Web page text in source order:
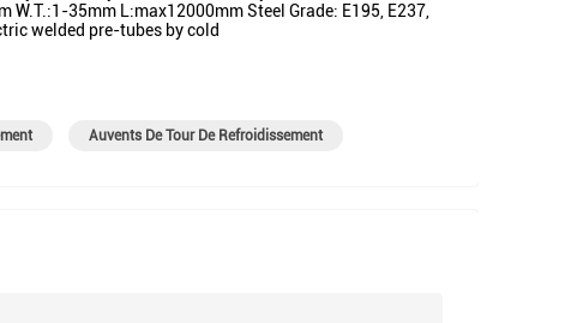
35mm L:max12000mm Steel Grade: E195, E237,
welded pre-tubes by cold
Auvents De Tour De Refroidissement